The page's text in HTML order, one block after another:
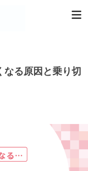
る原因と乗り切